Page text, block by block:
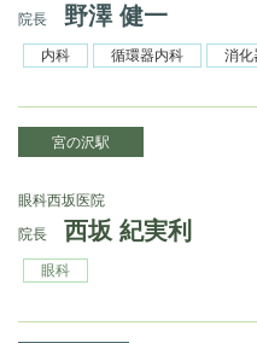
院長
野澤 健一
内科 循環器内科 消化
宮の沢駅
眼科西坂医院
院長
西坂 紀実利
眼科